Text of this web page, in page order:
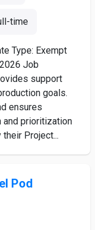
time
Type: Exempt
Job
support
goals.
ensures
and prioritization
Project...
Pod